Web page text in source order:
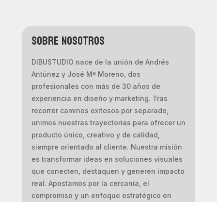
sobre nosotros
DIBUSTUDIO nace de la unión de Andrés
Antúnez y José Mª Moreno, dos
profesionales con más de 30 años de
experiencia en diseño y marketing. Tras
recorrer caminos exitosos por separado,
unimos nuestras trayectorias para ofrecer un
producto único, creativo y de calidad,
siempre orientado al cliente. Nuestra misión
es transformar ideas en soluciones visuales
que conecten, destaquen y generen impacto
real. Apostamos por la cercanía, el
compromiso y un enfoque estratégico en